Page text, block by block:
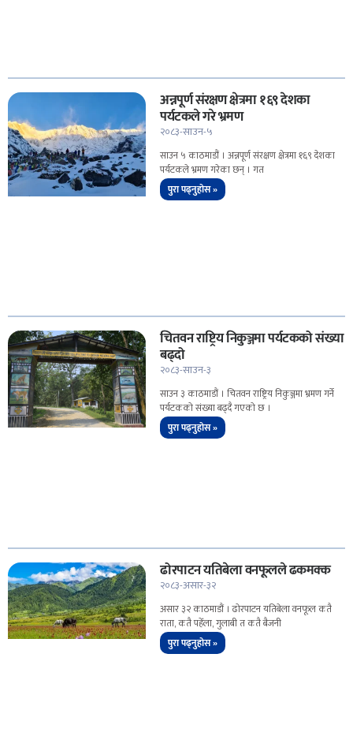
अन्नपूर्ण संरक्षण क्षेत्रमा १६९ देशका
पर्यटकले गरे भ्रमण
२०८३-साउन-५
साउन ५ काठमाडौं । अन्नपूर्ण संरक्षण क्षेत्रमा १६९ देशका
पर्यटकले भ्रमण गरेका छन् । गत
पुरा पढ्नुहोस »
चितवन राष्ट्रिय निकुञ्जमा पर्यटकको संख्या
बढ्दो
२०८३-साउन-३
साउन ३ काठमाडौं । चितवन राष्ट्रिय निकुञ्जमा भ्रमण गर्ने
पर्यटकको संख्या बढ्दै गएको छ ।
पुरा पढ्नुहोस »
ढोरपाटन यतिबेला वनफूलले ढकमक्क
२०८३-असार-३२
असार ३२ काठमाडौं । ढोरपाटन यतिबेला वनफूल कतै
राता, कतै पहेँला, गुलाबी त कतै बैजनी
पुरा पढ्नुहोस »